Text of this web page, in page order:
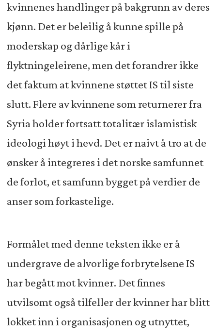
kvinnenes handlinger på bakgrunn av deres
kjønn. Det er beleilig å kunne spille på
moderskap og dårlige kår i
flyktningeleirene, men det forandrer ikke
det faktum at kvinnene støttet IS til siste
slutt. Flere av kvinnene som returnerer fra
Syria holder fortsatt totalitær islamistisk
ideologi høyt i hevd. Det er naivt å tro at de
ønsker å integreres i det norske samfunnet
de forlot, et samfunn bygget på verdier de
anser som forkastelige.
Formålet med denne teksten ikke er å
undergrave de alvorlige forbrytelsene IS
har begått mot kvinner. Det finnes
utvilsomt også tilfeller der kvinner har blitt
lokket inn i organisasjonen og utnyttet,